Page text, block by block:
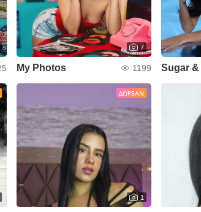
7
My Photos 1199 Sugar &
ΔΩΡΕΆΝ
1